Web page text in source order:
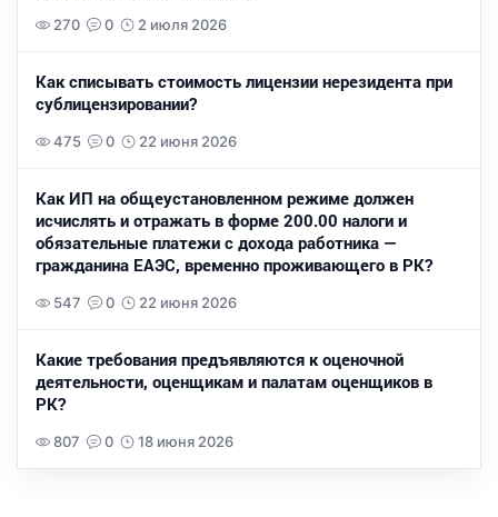
270 0 2 июля 2026
Как списывать стоимость лицензии нерезидента при
сублицензировании?
475 0 22 июня 2026
Как ИП на общеустановленном режиме должен
исчислять и отражать в форме 200.00 налоги и
обязательные платежи с дохода работника —
гражданина ЕАЭС, временно проживающего в РК?
547 0 22 июня 2026
Какие требования предъявляются к оценочной
деятельности, оценщикам и палатам оценщиков в
РК?
807 0 18 июня 2026